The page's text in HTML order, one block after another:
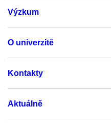
Výzkum
O univerzitě
Kontakty
Aktuálně